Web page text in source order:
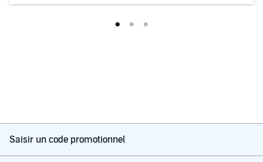
Saisir un code promotionnel